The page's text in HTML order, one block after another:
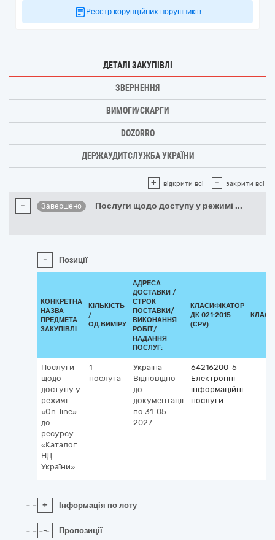
Реєстр корупційних порушників
ДЕТАЛІ ЗАКУПІВЛІ
ЗВЕРНЕННЯ
ВИМОГИ/СКАРГИ
DOZORRO
ДЕРЖАУДИТСЛУЖБА УКРАЇНИ
+ відкрити всі - закрити всі
- Завершено Послуги щодо доступу у режимі ...
- Позиції
КОНКРЕТНА
НАЗВА
ПРЕДМЕТА
ЗАКУПІВЛІ
КІЛЬКІСТЬ
/
ОД.ВИМІРУ
АДРЕСА
ДОСТАВКИ /
СТРОК
ПОСТАВКИ/
ВИКОНАННЯ
РОБІТ/
НАДАННЯ
ПОСЛУГ:
КЛАСИФІКАТОР
ДК 021:2015
(CPV)
Послуги
щодо
доступу у
режимі
«On-line»
до
ресурсу
«Каталог
НД
України»
1
послуга
Україна
Відповідно
до
документації
по 31-05-
2027
64216200-5
Електронні
інформаційні
послуги
+ Інформація по лоту
- Пропозиції